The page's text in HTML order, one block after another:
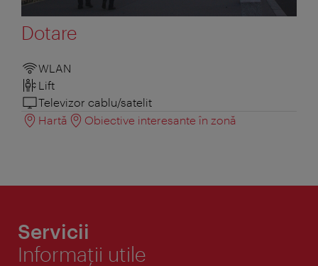
Dotare
WLAN
Lift
Televizor cablu/satelit
Hartă
Obiective interesante în zonă
Servicii
Informaţii utile